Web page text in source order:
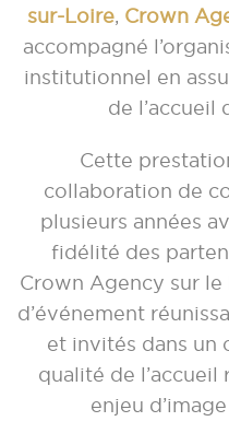
sur-Loire, Crown
accompagné
institutionnel en
de l’accueil
Cette
collaboration de
plusieurs années
fidélité des
Crown Agency sur
d’événement
et invités dans un
qualité de
enjeu